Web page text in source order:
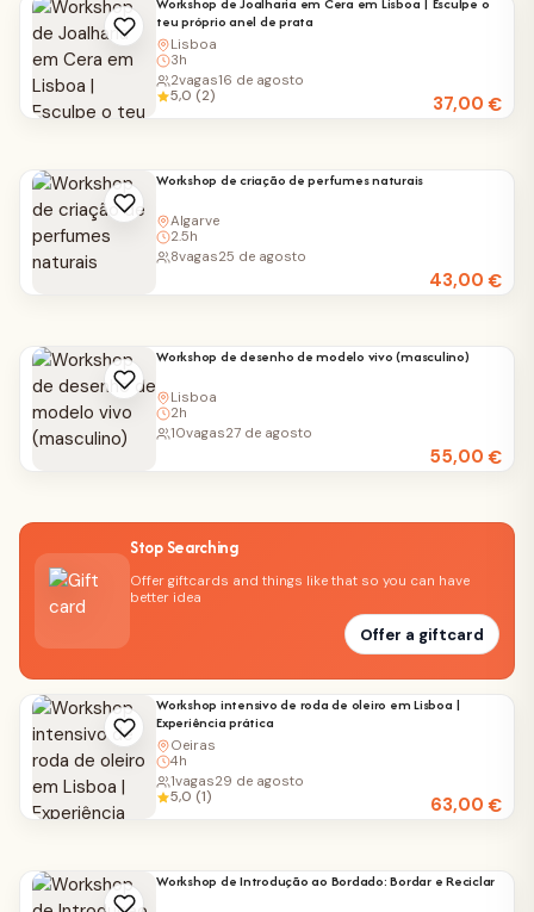
teu próprio anel de prata
Lisboa
3h
37,00€
2vagas16 de agosto
5,0 (2)
Workshop de criação de perfumes naturais
Algarve
2.5h
43,00€
8vagas25 de agosto
Workshop de desenho de modelo vivo (masculino)
Lisboa
2h
55,00€
10vagas27 de agosto
Stop Searching
Offer giftcards and things like that so you can have
better idea
Offer a giftcard
Workshop intensivo de roda de oleiro em Lisboa |
Experiência prática
Oeiras
4h
63,00€
1vagas29 de agosto
5,0 (1)
Workshop de Introdução ao Bordado: Bordar e Reciclar